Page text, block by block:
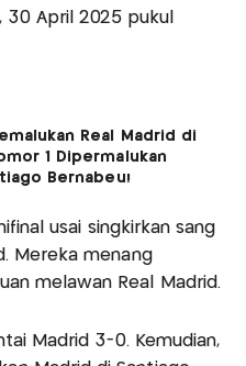
30 April 2025 pukul
Real Madrid di
1 Dipermalukan
Bernabeu!
usai singkirkan sang
Mereka menang
melawan Real Madrid.
Madrid 3-0. Kemudian,